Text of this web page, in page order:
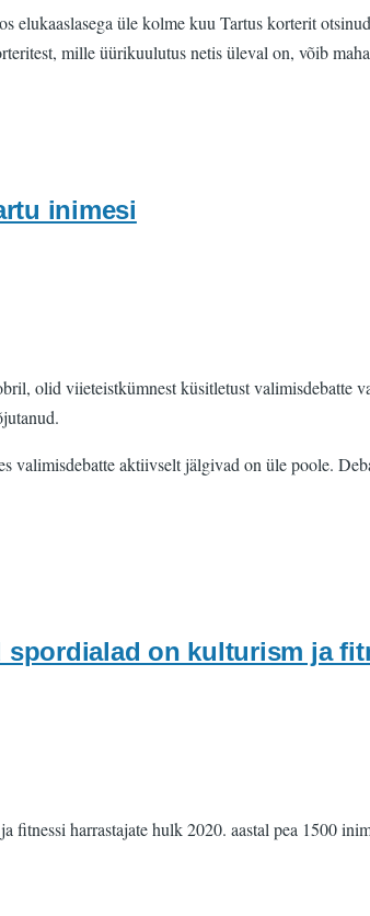
üle kolme kuu Tartus korterit
mille üürikuulutus netis üleval on, võib
inimesi
olid viieteistkümnest küsitletust valimisdebatte
valimisdebatte aktiivselt jälgivad on üle poole.
spordialad on kulturism ja
fitnessi harrastajate hulk 2020. aastal pea 1500